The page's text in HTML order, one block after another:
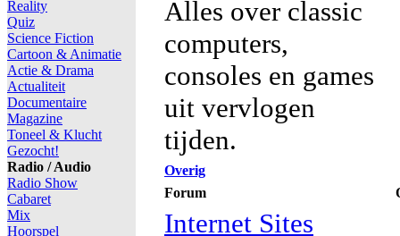
Reality
Quiz
Science Fiction
Cartoon & Animatie
Actie & Drama
Actualiteit
Documentaire
Magazine
Toneel & Klucht
Gezocht!
Radio / Audio
Radio Show
Cabaret
Mix
Hoorspel
Alles over classic
computers,
consoles en games
uit vervlogen
tijden.
Overig
Forum
Internet Sites